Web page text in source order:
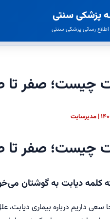
پزشکی سنتی
رسانی پزشکی سنتی
چیست؛ صفر تا
چیست؛ صفر تا
کلمه‌ دیابت به گوشتان